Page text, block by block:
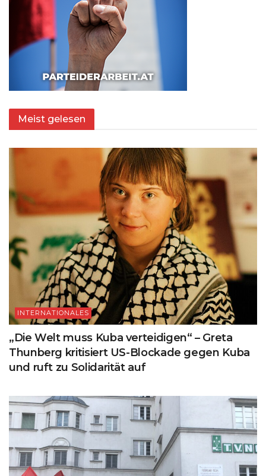
Meist gelesen
INTERNATIONALES
„Die Welt muss Kuba verteidigen“ – Greta
Thunberg kritisiert US-Blockade gegen Kuba
und ruft zu Solidarität auf